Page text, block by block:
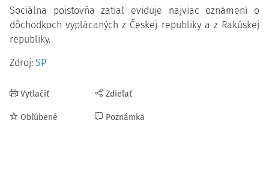
Sociálna poisťovňa zatiaľ eviduje najviac oznámení o
dôchodkoch vyplácaných z Českej republiky a z Rakúskej
republiky.
Zdroj: SP
Vytlačiť
Obľúbené
Zdieľať
Poznámka